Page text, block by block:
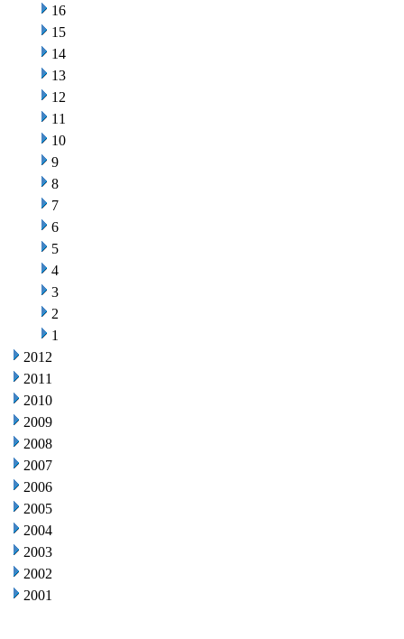
16
15
14
13
12
11
10
9
8
7
6
5
4
3
2
1
2012
2011
2010
2009
2008
2007
2006
2005
2004
2003
2002
2001